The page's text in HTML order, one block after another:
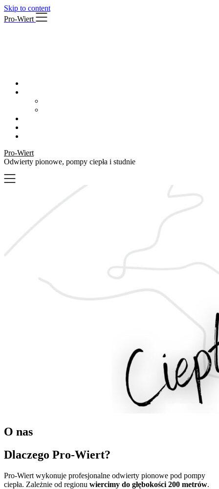
Skip to content
Pro-Wiert
Pro-Wiert
Odwierty pionowe, pompy ciepła i studnie
O nas
Dlaczego Pro-Wiert?
Pro-Wiert wykonuje profesjonalne odwierty pionowe pod pompy
ciepła. Zależnie od regionu wiercimy do głębokości 200 metrów.